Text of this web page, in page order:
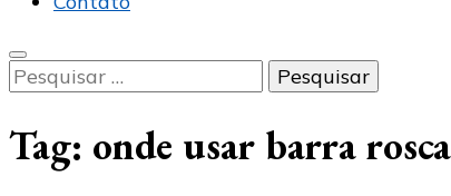
Pesquisar
por:
Tag: onde usar barra